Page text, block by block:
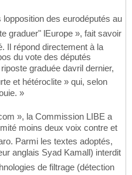
des eurodéputés au
graduer" lEurope », fait savoir
Il répond directement à la
du vote des députés
graduée davril dernier,
et hétéroclite » qui, selon
»
», la Commission LIBE a
moins deux voix contre et
Parmi les textes adoptés,
anglais Syad Kamall) interdit
de filtrage (détection